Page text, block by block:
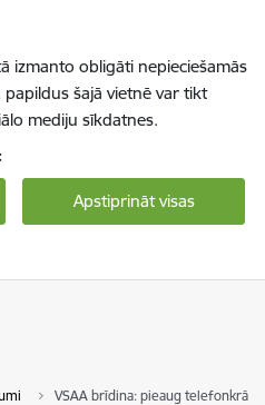
izmanto obligāti nepieciešamās
šajā vietnē var tikt
mediju sīkdatnes.
Apstiprināt visas
VSAA brīdina: pieaug